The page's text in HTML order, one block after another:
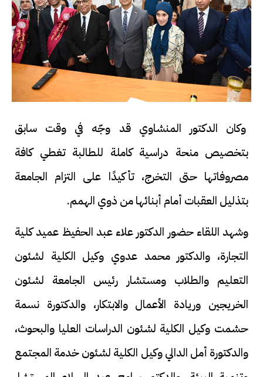
وكان الدكتور المنشاوي قد وجّه في وقت سابق
بتخصيص منحة دراسية كاملة للطالبة تغطي كافة
مصروفاتها حتى التخرج، تأكيدًا على التزام الجامعة
بتذليل العقبات أمام أبنائها من ذوي الهمم.
وشهد اللقاء حضور الدكتور علاء عبد الحفيظ عميد كلية
التجارة، والدكتور محمد عدوي وكيل الكلية لشئون
التعليم والطلاب ومستشار رئيس الجامعة لشئون
الخريجين وريادة الأعمال والابتكار، والدكتورة نسمة
حشمت وكيل الكلية لشئون الدراسات العليا والبحوث،
والدكتورة أمل الدالي وكيل الكلية لشئون خدمة المجتمع